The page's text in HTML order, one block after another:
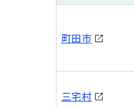
町田市
三宅村